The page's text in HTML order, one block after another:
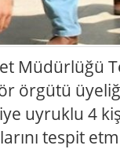
Müdürlüğü
örgütü
uyruklu 4
tespit